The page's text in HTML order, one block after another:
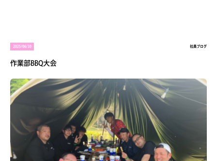
2025/06/30 社員ブログ
作業部BBQ大会